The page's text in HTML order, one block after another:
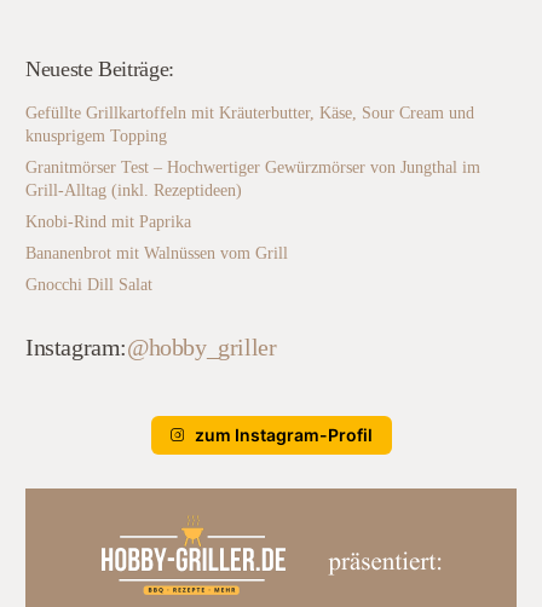
Neueste Beiträge:
Gefüllte Grillkartoffeln mit Kräuterbutter, Käse, Sour Cream und
knusprigem Topping
Granitmörser Test – Hochwertiger Gewürzmörser von Jungthal im
Grill-Alltag (inkl. Rezeptideen)
Knobi-Rind mit Paprika
Bananenbrot mit Walnüssen vom Grill
Gnocchi Dill Salat
Instagram:@hobby_griller
zum Instagram-Profil